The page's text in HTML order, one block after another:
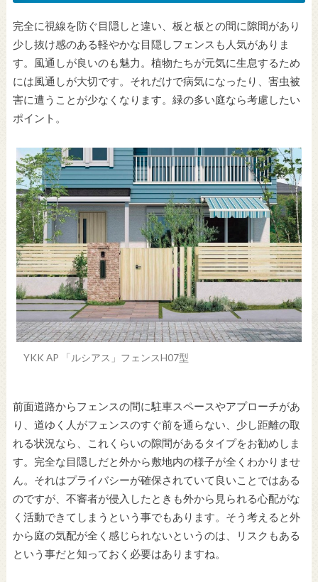
完全に視線を防ぐ目隠しと違い、板と板との間に隙間があり
少し抜け感のある軽やかな目隠しフェンスも人気がありま
す。風通しが良いのも魅力。植物たちが元気に生息するため
には風通しが大切です。それだけで病気になったり、害虫被
害に遭うことが少なくなります。緑の多い庭なら考慮したい
ポイント。
YKK AP 「ルシアス」フェンスH07型
前面道路からフェンスの間に駐車スペースやアプローチがあ
り、道ゆく人がフェンスのすぐ前を通らない、少し距離の取
れる状況なら、これくらいの隙間があるタイプをお勧めしま
す。完全な目隠しだと外から敷地内の様子が全くわかりませ
ん。それはプライバシーが確保されていて良いことではある
のですが、不審者が侵入したときも外から見られる心配がな
く活動できてしまうという事でもあります。そう考えると外
から庭の気配が全く感じられないというのは、リスクもある
という事だと知っておく必要はありますね。